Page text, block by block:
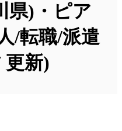
県)・ピア
/転職/派遣
更新)